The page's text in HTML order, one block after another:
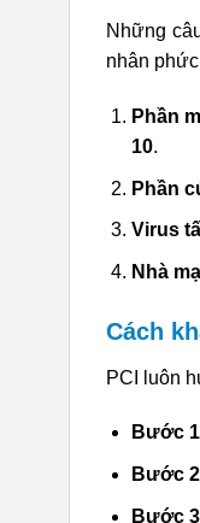
Những
nhân
Phần
10.
Phần
Virus
Nhà
Cách
PCI luôn
Bước 1
Bước 2
Bước 3